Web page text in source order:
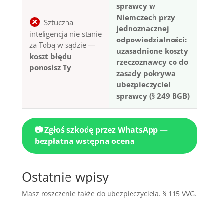
Sztuczna
inteligencja nie stanie
za Tobą w sądzie —
koszt błędu
ponosisz Ty
sprawcy w
Niemczech przy
jednoznacznej
odpowiedzialności:
uzasadnione koszty
rzeczoznawcy co do
zasady pokrywa
ubezpieczyciel
sprawcy (§ 249 BGB)
📷 Zgłoś szkodę przez WhatsApp —
bezpłatna wstępna ocena
Ostatnie wpisy
Masz roszczenie także do ubezpieczyciela. § 115 VVG.